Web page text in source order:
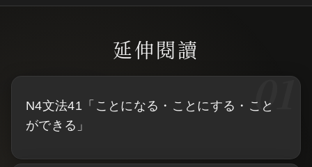
N4文法41「ことになる・ことにする・こと
ができる」